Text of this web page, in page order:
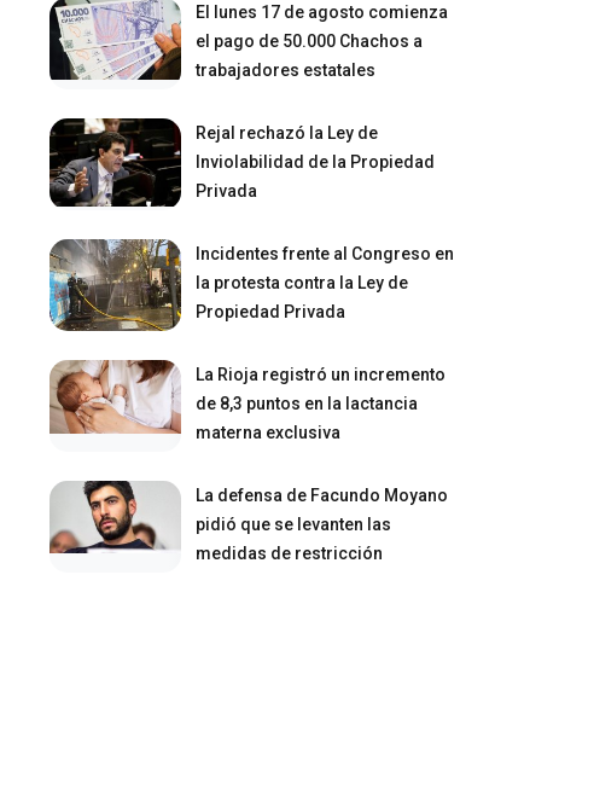
El lunes 17 de agosto comienza
el pago de 50.000 Chachos a
trabajadores estatales
Rejal rechazó la Ley de
Inviolabilidad de la Propiedad
Privada
Incidentes frente al Congreso en
la protesta contra la Ley de
Propiedad Privada
La Rioja registró un incremento
de 8,3 puntos en la lactancia
materna exclusiva
La defensa de Facundo Moyano
pidió que se levanten las
medidas de restricción